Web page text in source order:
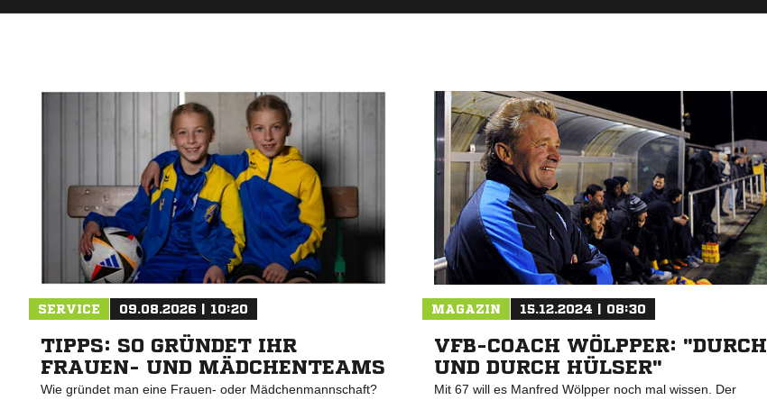
SERVICE 09.08.2026 | 10:20
TIPPS: SO GRÜNDET IHR
FRAUEN- UND MÄDCHENTEAMS
Wie gründet man eine Frauen- oder Mädchenmannschaft?
MAGAZIN 15.12.2024 | 08:30
VFB-COACH WÖLPPER: "DURCH
UND DURCH HÜLSER"
Mit 67 will es Manfred Wölpper noch mal wissen. Der